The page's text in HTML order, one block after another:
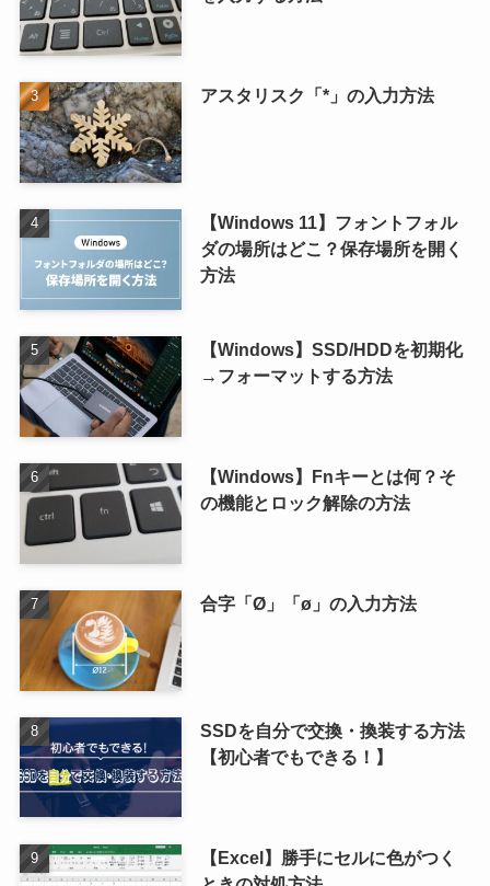
アスタリスク「*」の入力方法
【Windows 11】フォントフォル
ダの場所はどこ？保存場所を開く
方法
【Windows】SSD/HDDを初期化
→フォーマットする方法
【Windows】Fnキーとは何？そ
の機能とロック解除の方法
合字「Ø」「ø」の入力方法
SSDを自分で交換・換装する方法
【初心者でもできる！】
【Excel】勝手にセルに色がつく